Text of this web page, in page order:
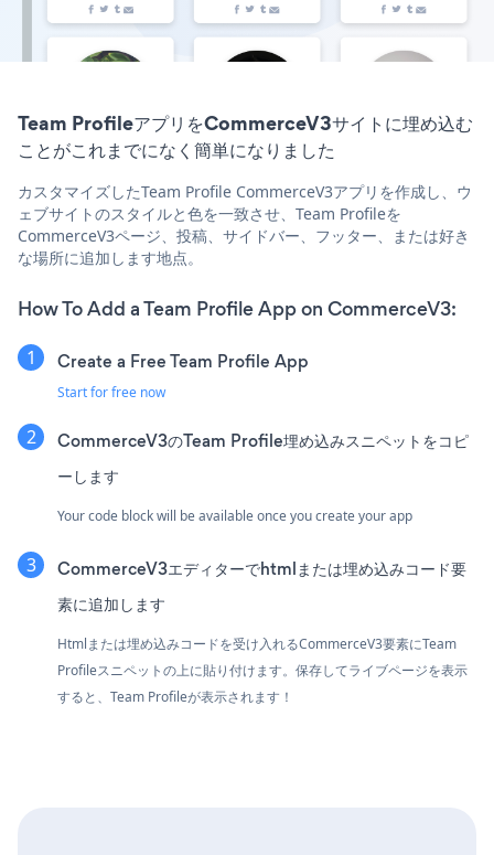
Team ProfileアプリをCommerceV3サイトに埋め込む
ことがこれまでになく簡単になりました
カスタマイズしたTeam Profile CommerceV3アプリを作成し、ウ
ェブサイトのスタイルと色を一致させ、Team Profileを
CommerceV3ページ、投稿、サイドバー、フッター、または好き
な場所に追加します地点。
How To Add a Team Profile App on CommerceV3:
Create a Free Team Profile App
Start for free now
CommerceV3のTeam Profile埋め込みスニペットをコピ
ーします
Your code block will be available once you create your app
CommerceV3エディターでhtmlまたは埋め込みコード要
素に追加します
Htmlまたは埋め込みコードを受け入れるCommerceV3要素にTeam
Profileスニペットの上に貼り付けます。保存してライブページを表示
すると、Team Profileが表示されます！